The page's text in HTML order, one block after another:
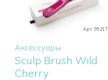
Арт. 95217
Аксессуары
Sculp Brush Wild
Cherry